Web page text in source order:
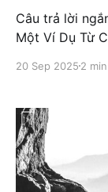
Câu trả lời ngắn: Có. Và điều đó đã
Một Ví Dụ Từ Công
LLM. Giống
20 Sep 2025 2